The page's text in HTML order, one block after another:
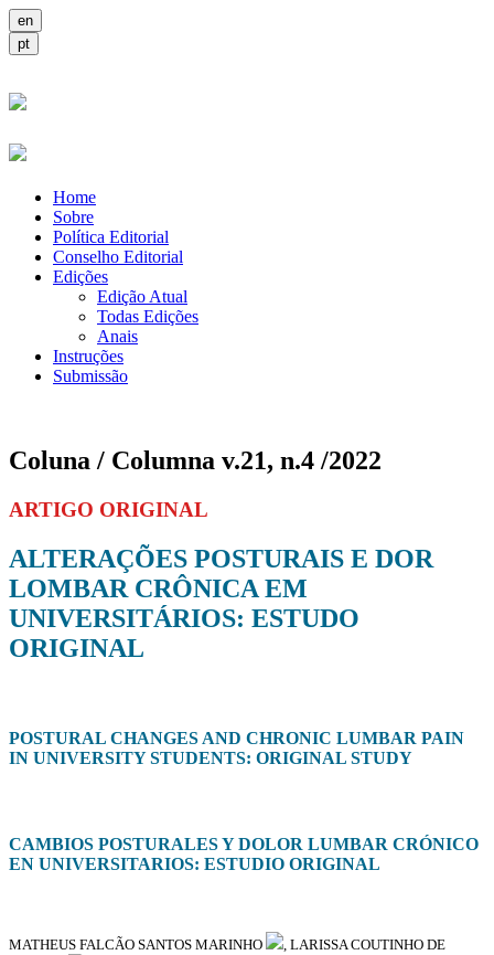
Home
Sobre
Política Editorial
Conselho Editorial
Edições
Edição Atual
Todas Edições
Anais
Instruções
Submissão
Coluna / Columna v.21, n.4 /2022
ARTIGO ORIGINAL
ALTERAÇÕES POSTURAIS E DOR
LOMBAR CRÔNICA EM
UNIVERSITÁRIOS: ESTUDO
ORIGINAL
POSTURAL CHANGES AND CHRONIC LUMBAR PAIN
IN UNIVERSITY STUDENTS: ORIGINAL STUDY
CAMBIOS POSTURALES Y DOLOR LUMBAR CRÓNICO
EN UNIVERSITARIOS: ESTUDIO ORIGINAL
MATHEUS FALCÃO SANTOS MARINHO
, LARISSA COUTINHO DE